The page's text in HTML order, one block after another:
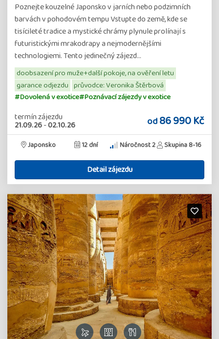
Poznejte kouzelné Japonsko v jarních nebo podzimních
barvách v pohodovém tempu Vstupte do země, kde se
tisícileté tradice a mystické chrámy plynule prolínají s
futuristickými mrakodrapy a nejmodernějšími
technologiemi. Tento jedinečný zájezd…
doobsazení pro muže+další pokoje, na ověření letu
garance odjezdu průvodce: Veronika Štěrbová
#Dovolená v exotice#Poznávací zájezdy v exotice
termín zájezdu
21.09.26-02.10.26 od86 990 Kč
Japonsko 12 dní Náročnost 2 Skupina 8-16
Detail zájezdu